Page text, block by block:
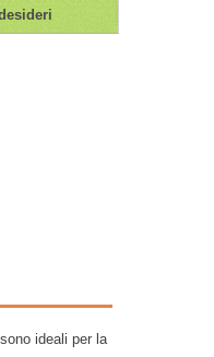
ideali per la